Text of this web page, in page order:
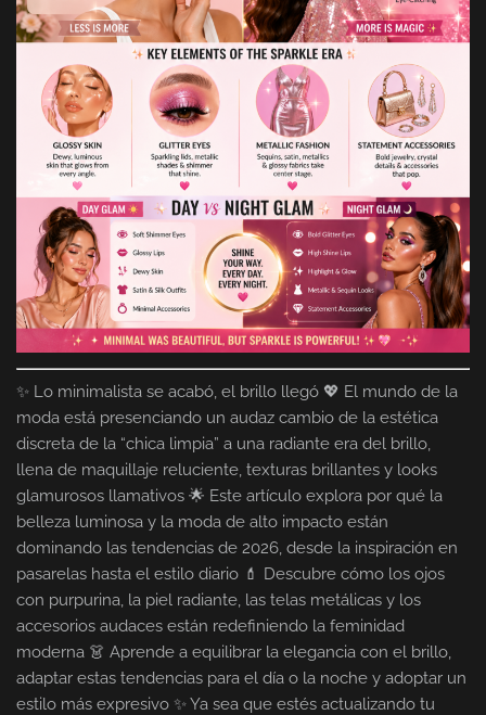
✨ Lo minimalista se acabó, el brillo llegó 💖 El mundo de la
moda está presenciando un audaz cambio de la estética
discreta de la “chica limpia” a una radiante era del brillo,
llena de maquillaje reluciente, texturas brillantes y looks
glamurosos llamativos 🌟 Este artículo explora por qué la
belleza luminosa y la moda de alto impacto están
dominando las tendencias de 2026, desde la inspiración en
pasarelas hasta el estilo diario 💄 Descubre cómo los ojos
con purpurina, la piel radiante, las telas metálicas y los
accesorios audaces están redefiniendo la feminidad
moderna 👗 Aprende a equilibrar la elegancia con el brillo,
adaptar estas tendencias para el día o la noche y adoptar un
estilo más expresivo ✨ Ya sea que estés actualizando tu